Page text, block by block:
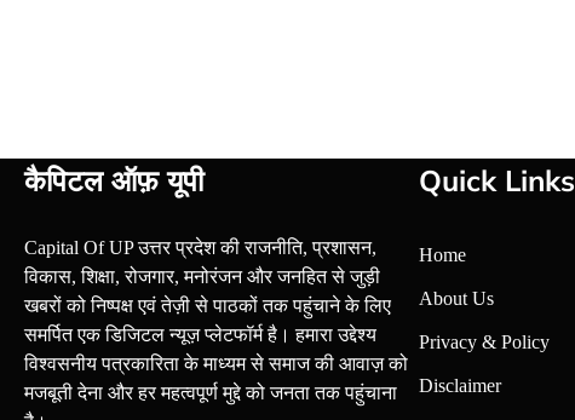
कैपिटल ऑफ़ यूपी
Capital Of UP उत्तर प्रदेश की राजनीति, प्रशासन,
विकास, शिक्षा, रोजगार, मनोरंजन और जनहित से जुड़ी
खबरों को निष्पक्ष एवं तेज़ी से पाठकों तक पहुंचाने के लिए
समर्पित एक डिजिटल न्यूज़ प्लेटफॉर्म है। हमारा उद्देश्य
विश्वसनीय पत्रकारिता के माध्यम से समाज की आवाज़ को
मजबूती देना और हर महत्वपूर्ण मुद्दे को जनता तक पहुंचाना
Quick Links
Home
About Us
Privacy & Policy
Disclaimer